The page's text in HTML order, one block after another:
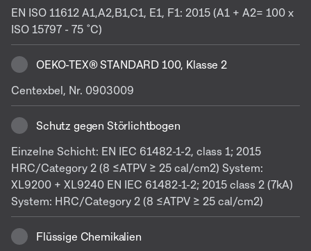
EN ISO 11612 A1,A2,B1,C1, E1, F1: 2015 (A1 + A2= 100 x
ISO 15797 - 75 ˚C)
OEKO-TEX® STANDARD 100, Klasse 2
Centexbel, Nr. 0903009
Schutz gegen Störlichtbogen
Einzelne Schicht: EN IEC 61482-1-2, class 1; 2015
HRC/Category 2 (8 ≤ATPV ≥ 25 cal/cm2) System:
XL9200 + XL9240 EN IEC 61482-1-2; 2015 class 2 (7kA)
System: HRC/Category 2 (8 ≤ATPV ≥ 25 cal/cm2)
Flüssige Chemikalien